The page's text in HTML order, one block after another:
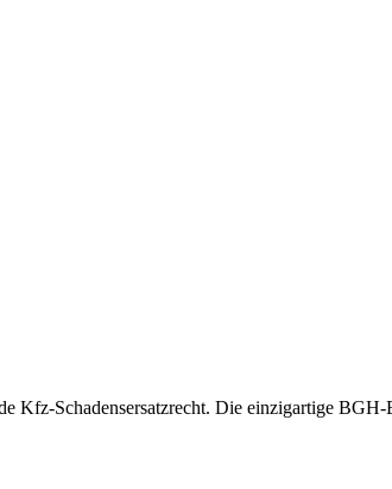
Kfz-Schadensersatzrecht. Die einzigartige